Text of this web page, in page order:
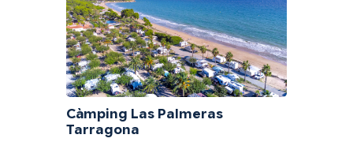
Càmping Las Palmeras
Tarragona